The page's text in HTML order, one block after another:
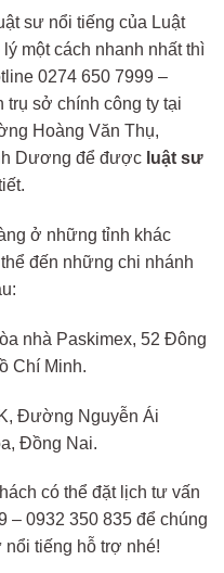
sư nổi tiếng của Luật
một cách nhanh nhất thì
0274 650 7999 –
trụ sở chính công ty tại
Hoàng Văn Thụ,
Dương để được luật sư
ở những tỉnh khác
đến những chi nhánh
nhà Paskimex, 52 Đông
Chí Minh.
Đường Nguyễn Ái
Đồng Nai.
có thể đặt lịch tư vấn
– 0932 350 835 để chúng
tiếng hỗ trợ nhé!